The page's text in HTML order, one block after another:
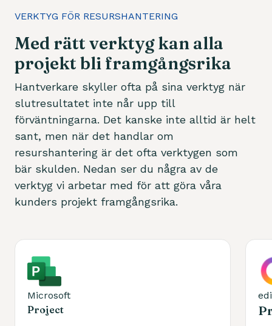
VERKTYG FÖR RESURSHANTERING
Med rätt verktyg kan alla
projekt bli framgångsrika
Hantverkare skyller ofta på sina verktyg när
slutresultatet inte når upp till
förväntningarna. Det kanske inte alltid är helt
sant, men när det handlar om
resurshantering är det ofta verktygen som
bär skulden. Nedan ser du några av de
verktyg vi arbetar med för att göra våra
kunders projekt framgångsrika.
Microsoft
Project